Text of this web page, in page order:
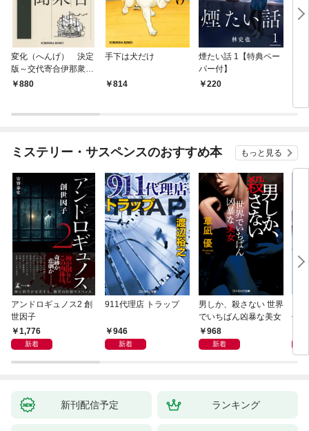
変化（へんげ） 決定
版～交代寄合伊那衆異
聞（1）～
880
手下は犬だけ
814
煙たい話 1【特典ペー
パー付】
220
ミステリー・サスペンスのおすすめ本 もっと見る
アンドロギュノス2 創
世因子
1,776
新着
911代理店 トラップ
946
新着
男しか、殺さない 世界
でいちばん凶暴な美女
968
新着
件
新刊配信予定 ランキング